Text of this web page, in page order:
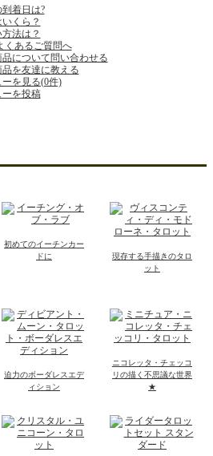
着日は?
くら？
法は？
あるご質問へ
について問い合わせる
を友達に教える
を見る(0件)
を投稿
初めてのイーチンカー
ドに
現存する手描きのタロ
ット
迫力のボーダレスエデ
ィション
ニコレッタ・チェッコ
リの描く不思議な世界
★